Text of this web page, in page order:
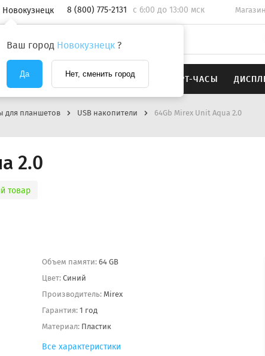
Новокузнецк
Ваш город Новокузнецк ?
Да Нет, сменить город
8 (800) 775-2131 c 6:00 до 13:00 мск
SAMSUNG НАУШНИКИ СМАРТ-ЧАСЫ
для планшетов USB накопители 64Gb Mirex Unit Aqua 2.0
2.0
товар
Объем памяти: 64 GB
Цвет: Синий
Производитель: Mirex
Гарантия: 1 год
Материал: Пластик
Все характеристики